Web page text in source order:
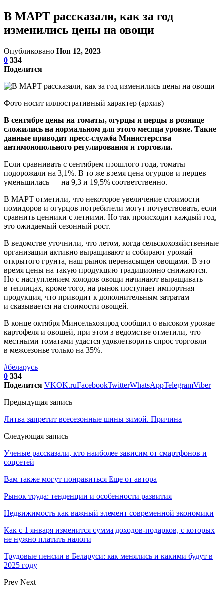
В МАРТ рассказали, как за год
изменились цены на овощи
Опубликовано Ноя 12, 2023
0 334
Поделится
Фото носит иллюстративный характер (архив)
В сентябре цены на томаты, огурцы и перцы в рознице
сложились на нормальном для этого месяца уровне. Такие
данные приводит пресс-служба Министерства
антимонопольного регулирования и торговли.
Если сравнивать с сентябрем прошлого года, томаты
подорожали на 3,1%. В то же время цена огурцов и перцев
уменьшилась — на 9,3 и 19,5% соответственно.
В МАРТ отметили, что некоторое увеличение стоимости
помидоров и огурцов потребители могут почувствовать, если
сравнить ценники с летними. Но так происходит каждый год,
это ожидаемый сезонный рост.
В ведомстве уточнили, что летом, когда сельскохозяйственные
организации активно выращивают и собирают урожай
открытого грунта, наш рынок перенасыщен овощами. В это
время цены на такую продукцию традиционно снижаются.
Но с наступлением холодов овощи начинают выращивать
в теплицах, кроме того, на рынок поступает импортная
продукция, что приводит к дополнительным затратам
и сказывается на стоимости овощей.
В конце октября Минсельхозпрод сообщил о высоком урожае
картофеля и овощей, при этом в ведомстве отметили, что
местными томатами удастся удовлетворить спрос торговли
в межсезонье только на 35%.
#беларусь
0 334
Поделится VKOK.ruFacebookTwitterWhatsAppTelegramViber
Предыдущая запись
Литва запретит всесезонные шины зимой. Причина
Следующая запись
Ученые рассказали, кто наиболее зависим от смартфонов и
соцсетей
Вам также могут понравиться Еще от автора
Рынок труда: тенденции и особенности развития
Недвижимость как важный элемент современной экономики
Как с 1 января изменится сумма доходов-подарков, с которых
не нужно платить налоги
Трудовые пенсии в Беларуси: как менялись и какими будут в
2025 году
Prev Next